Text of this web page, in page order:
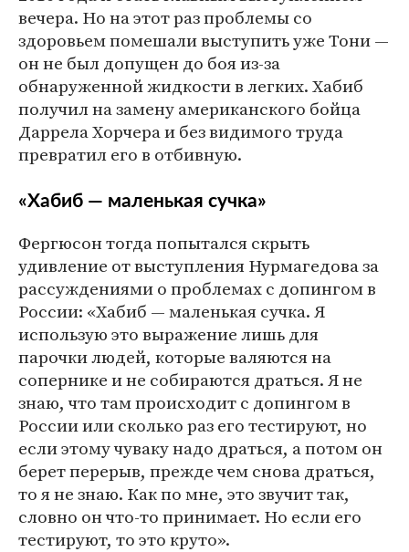
вечера. Но на этот раз проблемы со
здоровьем помешали выступить уже Тони —
он не был допущен до боя из-за
обнаруженной жидкости в легких. Хабиб
получил на замену американского бойца
Даррела Хорчера и без видимого труда
превратил его в отбивную.
«Хабиб — маленькая сучка»
Фергюсон тогда попытался скрыть
удивление от выступления Нурмагедова за
рассуждениями о проблемах с допингом в
России: «Хабиб — маленькая сучка. Я
использую это выражение лишь для
парочки людей, которые валяются на
сопернике и не собираются драться. Я не
знаю, что там происходит с допингом в
России или сколько раз его тестируют, но
если этому чуваку надо драться, а потом он
берет перерыв, прежде чем снова драться,
то я не знаю. Как по мне, это звучит так,
словно он что-то принимает. Но если его
тестируют, то это круто».